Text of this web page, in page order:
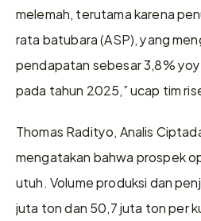
melemah, terutama karena
rata batubara (ASP), yang
pendapatan sebesar 3,8% yoy
pada tahun 2025,” ucap tim
Thomas Radityo, Analis
mengatakan bahwa prospek
utuh. Volume produksi dan
juta ton dan 50,7 juta ton per